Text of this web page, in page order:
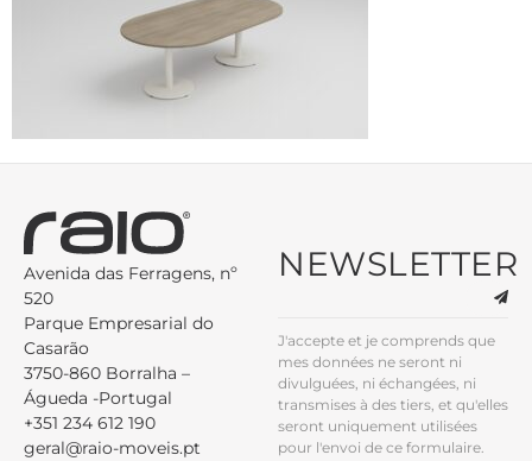
Avenida das Ferragens, nº
520
Parque Empresarial do
Casarão
3750-860 Borralha –
Águeda -Portugal
+351 234 612 190
geral@raio-moveis.pt
NEWSLETTER
J'accepte et je comprends que
mes données ne seront ni
divulguées, ni échangées, ni
transmises à des tiers, et qu'elles
seront uniquement utilisées
pour l'envoi de ce formulaire.